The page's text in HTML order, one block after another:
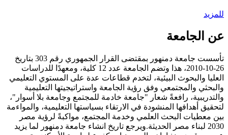
للمزيد
عن الجامعة
تأسست جامعة دمنهور بمقتضى القرار الجمهوري رقم 303 بتاريخ
26-10-2010، هذا وتضم الجامعة عدد 12 كلية، ومعهدًا للدراسات
العليا والبحوث البيئية، لتخدم قطاعات عدة على المستوي التعليمي
والبحثي والمجتمعي وفق رؤية الجامعة واستراتيجيتها التعليمية
والتدريبية، رافعةً شعار "جامعة خادمة للمجتمع وجامعة بلا أسوار"،
لتحقيق أهدافها المنشودة في الارتقاء بسياستها التعليمية، والمواءمة
بين معطيات البحث العلمي وخدمة المجتمع، مواكبةً لرؤية مصر
2030 لبناء مصر الحديثة.ويرجع تاريخ انشاء جامعة دمنهور لما يزيد